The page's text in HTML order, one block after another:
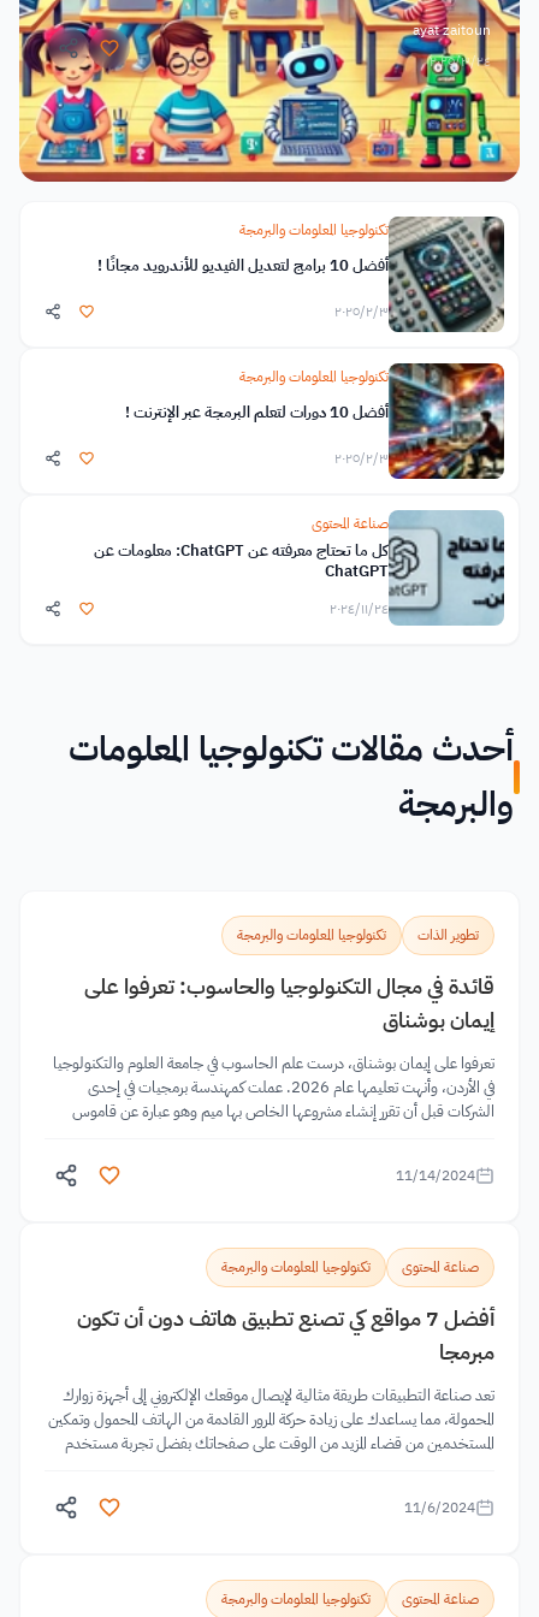
المقال، سنتحدث عن دورات للأطفال بالعربي لتعلّم البرمجة والذكاء الاصطناعي ،
وسنشاركك أفضل...
ayat zaitoun
٢٤‏/٣‏/٢٠٢٥
تكنولوجيا المعلومات والبرمجة
أفضل 10 برامج لتعديل الفيديو للأندرويد مجانًا !
٣‏/٢‏/٢٠٢٥
تكنولوجيا المعلومات والبرمجة
أفضل 10 دورات لتعلم البرمجة عبر الإنترنت !
٣‏/٢‏/٢٠٢٥
صناعة المحتوى
كل ما تحتاج معرفته عن ChatGPT: معلومات عن
ChatGPT
٢٤‏/١١‏/٢٠٢٤
أحدث مقالات تكنولوجيا المعلومات
والبرمجة
تطوير الذات تكنولوجيا المعلومات والبرمجة
قائدة في مجال التكنولوجيا والحاسوب: تعرفوا على
إيمان بوشناق
تعرفوا على إيمان بوشناق، درست علم الحاسوب في جامعة العلوم والتكنولوجيا
في الأردن، وأنهت تعليمها عام 2026. عملت كمهندسة برمجيات في إحدى
الشركات قبل أن تقرر إنشاء مشروعها الخاص بها ميم وهو عبارة عن قاموس
11/14/2024
صناعة المحتوى تكنولوجيا المعلومات والبرمجة
أفضل 7 مواقع كي تصنع تطبيق هاتف دون أن تكون
مبرمجا
تعد صناعة التطبيقات طريقة مثالية لإيصال موقعك الإلكتروني إلى أجهزة زوارك
المحمولة، مما يساعدك على زيادة حركة المرور القادمة من الهاتف المحمول وتمكين
المستخدمين من قضاء المزيد من الوقت على صفحاتك بفضل تجربة مستخدم
11/6/2024
صناعة المحتوى تكنولوجيا المعلومات والبرمجة